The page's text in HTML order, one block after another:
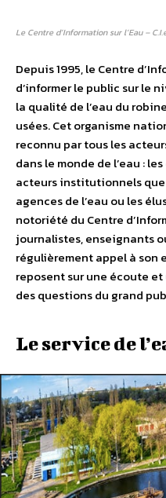
Le Centre d’Information sur l’Eau –
Depuis 1995, le Centre
d’informer le public sur le
la qualité de l’eau du
usées. Cet organisme
reconnu par tous les
dans le monde de l’eau :
acteurs institutionnels
agences de l’eau ou les
notoriété du Centre
journalistes, enseignants
régulièrement appel à son
reposent sur une écoute
des questions du grand
Le service de